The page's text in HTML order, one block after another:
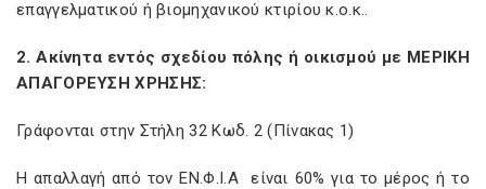
επαγγελματικού ή βιομηχανικού κτιρίου κ.ο.κ..
2. Ακίνητα εντός σχεδίου πόλης ή οικισμού με ΜΕΡΙΚΗ
ΑΠΑΓΟΡΕΥΣΗ ΧΡΗΣΗΣ:
Γράφονται στην Στήλη 32 Κωδ. 2 (Πίνακας 1)
Η απαλλαγή από τον ΕΝ.Φ.Ι.Α είναι 60% για το μέρος ή το